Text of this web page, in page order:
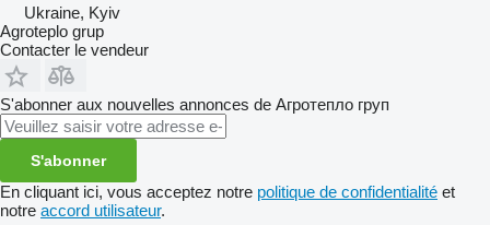
Ukraine, Kyiv
Agroteplo grup
Contacter le vendeur
S'abonner aux nouvelles annonces de Агротепло груп
S'abonner
En cliquant ici, vous acceptez notre politique de confidentialité et
notre accord utilisateur.